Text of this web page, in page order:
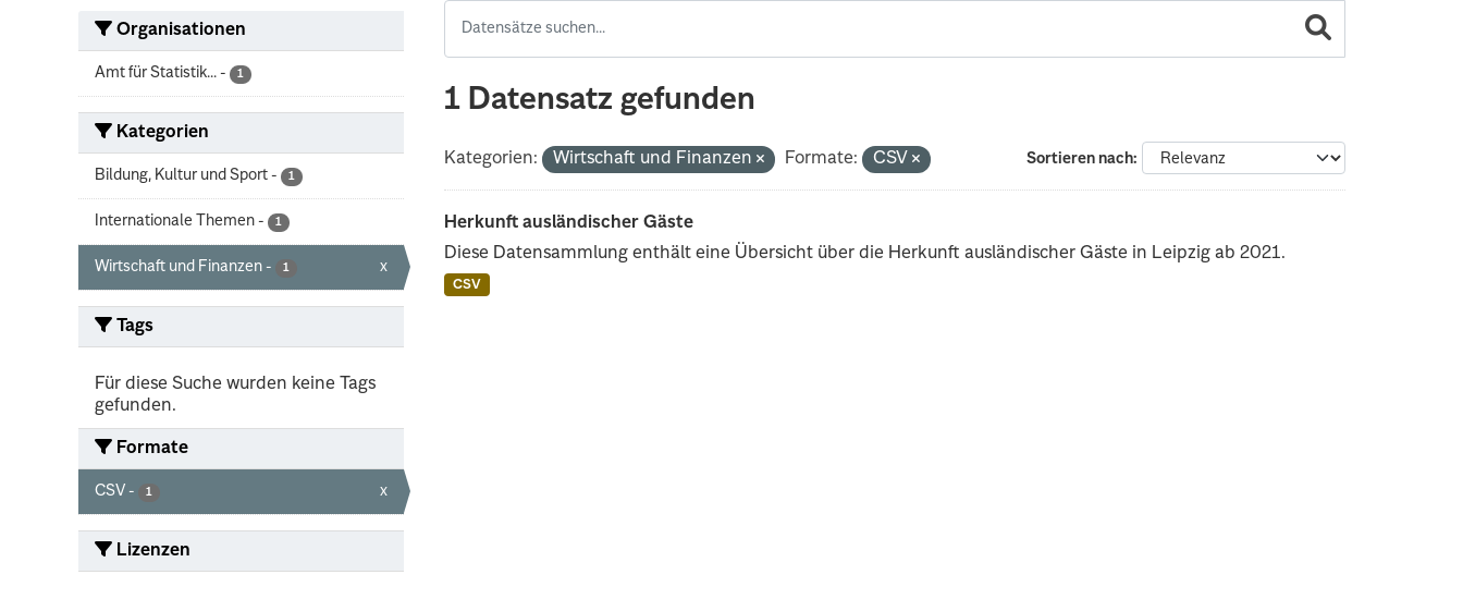
Organisationen
Amt für Statistik... - 1
Kategorien
Bildung, Kultur und Sport - 1
Internationale Themen - 1
Wirtschaft und Finanzen - 1 x
Tags
Für diese Suche wurden keine Tags
gefunden.
Formate
CSV - 1 x
Lizenzen
1 Datensatz gefunden
Sortieren nach
Kategorien: Wirtschaft und Finanzen Formate: CSV
Herkunft ausländischer Gäste
Diese Datensammlung enthält eine Übersicht über die Herkunft ausländischer Gäste in Leipzig ab 2021.
CSV